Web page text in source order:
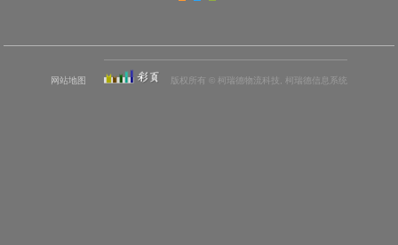
网站地图 版权所有 © 柯瑞德物流科技, 柯瑞德信息系统